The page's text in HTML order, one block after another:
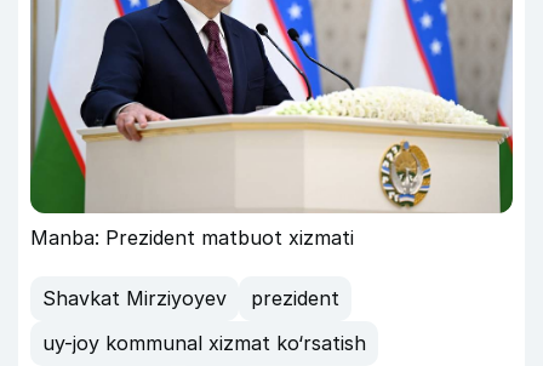
Manba: Prezident matbuot xizmati
Shavkat Mirziyoyev
prezident
uy-joy kommunal xizmat ko‘rsatish